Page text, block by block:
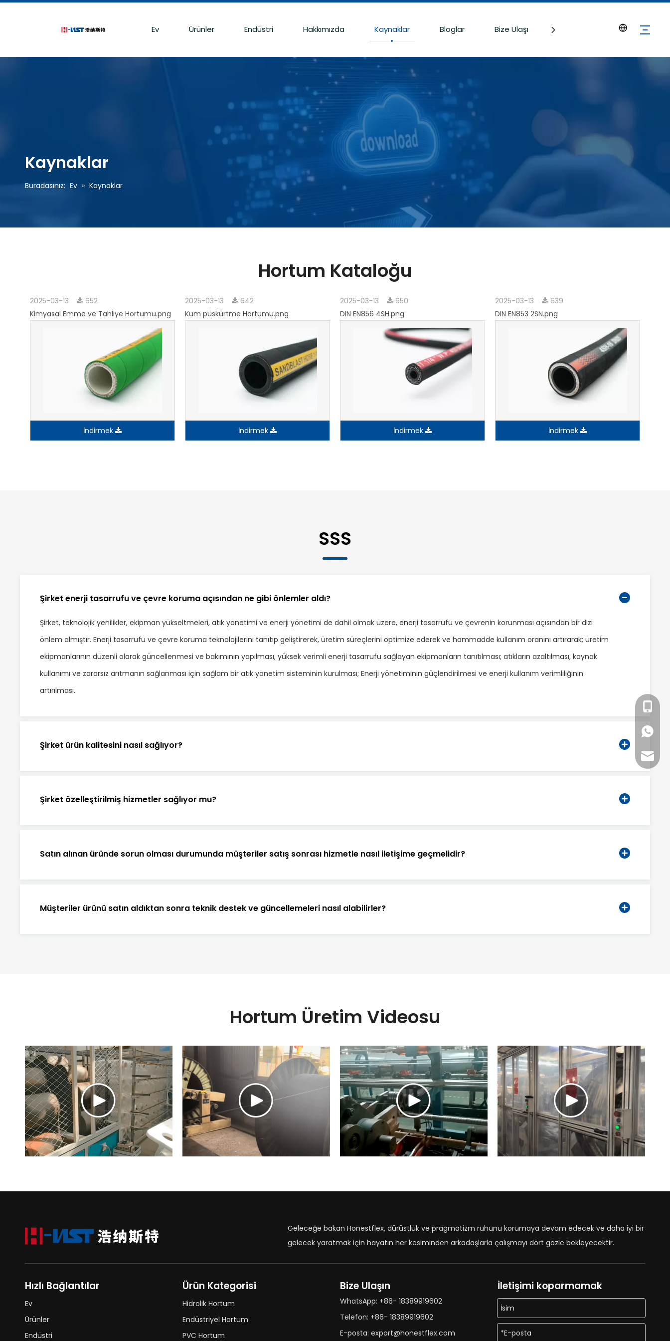
Ev Ürünler Endüstri Hakkımızda Kaynaklar Bloglar Bize Ulaşın
Kaynaklar
Buradasınız: Ev » Kaynaklar
Hortum Kataloğu
2025-03-13
652
Kimyasal Emme ve Tahliye Hortumu.png
İndirmek
2025-03-13
642
Kum püskürtme Hortumu.png
İndirmek
2025-03-13
650
DIN EN856 4SH.png
İndirmek
2025-03-13
639
DIN EN853 2SN.png
İndirmek
SSS
Şirket enerji tasarrufu ve çevre koruma açısından ne gibi önlemler aldı?
Şirket, teknolojik yenilikler, ekipman yükseltmeleri, atık yönetimi ve enerji yönetimi de dahil olmak üzere, enerji tasarrufu ve çevrenin korunması açısından bir dizi
önlem almıştır. Enerji tasarrufu ve çevre koruma teknolojilerini tanıtıp geliştirerek, üretim süreçlerini optimize ederek ve hammadde kullanım oranını artırarak; üretim
ekipmanlarının düzenli olarak güncellenmesi ve bakımının yapılması, yüksek verimli enerji tasarrufu sağlayan ekipmanların tanıtılması; atıkların azaltılması, kaynak
kullanımı ve zararsız arıtmanın sağlanması için sağlam bir atık yönetim sisteminin kurulması; Enerji yönetiminin güçlendirilmesi ve enerji kullanım verimliliğinin
artırılması.
Şirket ürün kalitesini nasıl sağlıyor?
Şirket özelleştirilmiş hizmetler sağlıyor mu?
Satın alınan üründe sorun olması durumunda müşteriler satış sonrası hizmetle nasıl iletişime geçmelidir?
Müşteriler ürünü satın aldıktan sonra teknik destek ve güncellemeleri nasıl alabilirler?
Hortum Üretim Videosu
Geleceğe bakan Honestflex, dürüstlük ve pragmatizm ruhunu korumaya devam edecek ve daha iyi bir
gelecek yaratmak için hayatın her kesiminden arkadaşlarla çalışmayı dört gözle bekleyecektir.
Hızlı Bağlantılar
Ev
Ürünler
Endüstri
Ürün Kategorisi
Hidrolik Hortum
Endüstriyel Hortum
PVC Hortum
Bize Ulaşın
WhatsApp: +86- 18389919602
Telefon: +86- 18389919602
E-posta: export@honestflex.com
İletişimi koparmamak
+86-
+86